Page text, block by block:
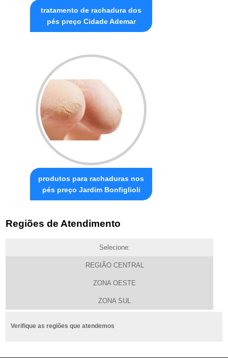
tratamento de rachadura dos
pés preço Cidade Ademar
produtos para rachaduras nos
pés preço Jardim Bonfiglioli
Regiões de Atendimento
Selecione:
REGIÃO CENTRAL
ZONA OESTE
ZONA SUL
Verifique as regiões que atendemos